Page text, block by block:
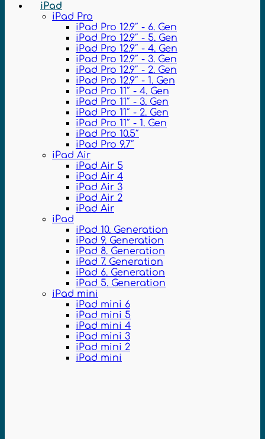
iPad
iPad Pro
iPad Pro 12.9″ - 6. Gen
iPad Pro 12.9″ - 5. Gen
iPad Pro 12.9″ - 4. Gen
iPad Pro 12.9″ - 3. Gen
iPad Pro 12.9″ - 2. Gen
iPad Pro 12.9″ - 1. Gen
iPad Pro 11″ - 4. Gen
iPad Pro 11″ - 3. Gen
iPad Pro 11″ - 2. Gen
iPad Pro 11″ - 1. Gen
iPad Pro 10.5″
iPad Pro 9.7″
iPad Air
iPad Air 5
iPad Air 4
iPad Air 3
iPad Air 2
iPad Air
iPad
iPad 10. Generation
iPad 9. Generation
iPad 8. Generation
iPad 7. Generation
iPad 6. Generation
iPad 5. Generation
iPad mini
iPad mini 6
iPad mini 5
iPad mini 4
iPad mini 3
iPad mini 2
iPad mini